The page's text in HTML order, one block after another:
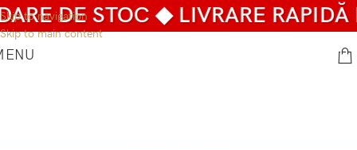
Skip to navigation
Skip to main content
DE STOC ◆ LIVRARE RAPIDĂ